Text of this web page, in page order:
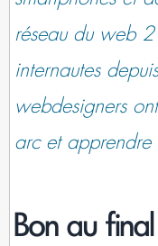
réseau du web
internautes
webdesigners
arc et apprendre
Bon au